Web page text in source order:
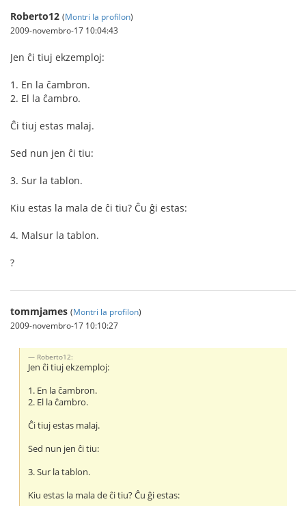
Roberto12 (Montri la profilon)
2009-novembro-17 10:04:43
Jen ĉi tiuj ekzemploj:
1. En la ĉambron.
2. El la ĉambro.
Ĉi tiuj estas malaj.
Sed nun jen ĉi tiu:
3. Sur la tablon.
Kiu estas la mala de ĉi tiu? Ĉu ĝi estas:
4. Malsur la tablon.
?
tommjames (Montri la profilon)
2009-novembro-17 10:10:27
Roberto12:
Jen ĉi tiuj ekzemploj:
1. En la ĉambron.
2. El la ĉambro.
Ĉi tiuj estas malaj.
Sed nun jen ĉi tiu:
3. Sur la tablon.
Kiu estas la mala de ĉi tiu? Ĉu ĝi estas: